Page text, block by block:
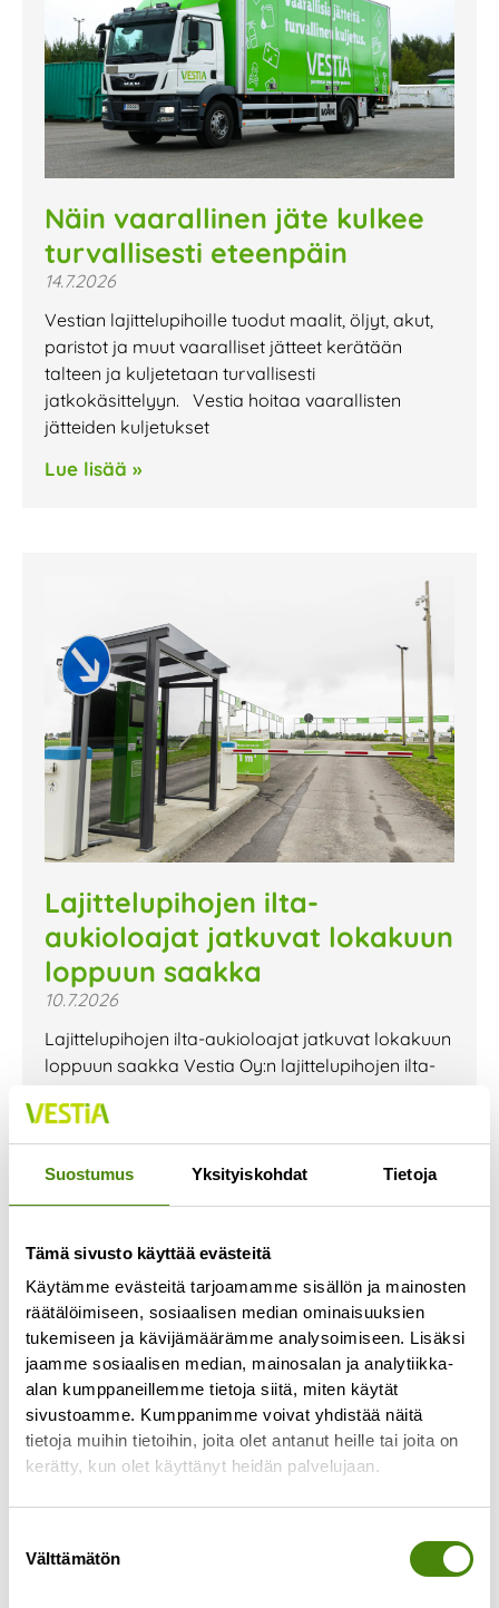
Suostumus Yksityiskohdat Tietoja
Tämä sivusto käyttää evästeitä
Käytämme evästeitä tarjoamamme sisällön ja mainosten
räätälöimiseen, sosiaalisen median ominaisuuksien
tukemiseen ja kävijämäärämme analysoimiseen. Lisäksi
jaamme sosiaalisen median, mainosalan ja analytiikka-
alan kumppaneillemme tietoja siitä, miten käytät
sivustoamme. Kumppanimme voivat yhdistää näitä
tietoja muihin tietoihin, joita olet antanut heille tai joita on
kerätty, kun olet käyttänyt heidän palvelujaan.
valinta
Välttämätön
Näin vaarallinen jäte kulkee
turvallisesti eteenpäin
14.7.2026
Vestian lajittelupihoille tuodut maalit, öljyt, akut,
paristot ja muut vaaralliset jätteet kerätään
talteen ja kuljetetaan turvallisesti
jatkokäsittelyyn. Vestia hoitaa vaarallisten
jätteiden kuljetukset
Lue lisää »
Lajittelupihojen ilta-
aukioloajat jatkuvat lokakuun
loppuun saakka
10.7.2026
Lajittelupihojen ilta-aukioloajat jatkuvat lokakuun
loppuun saakka Vestia Oy:n lajittelupihojen ilta-
Jokaisella lajittelupihalla pääsee vähintään
kerran viikossa
Lue lisää »